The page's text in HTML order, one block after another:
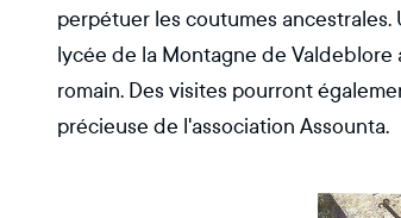
perpétuer les coutumes
lycée de la Montagne de
romain. Des visites pourront
précieuse de l'association Assounta.